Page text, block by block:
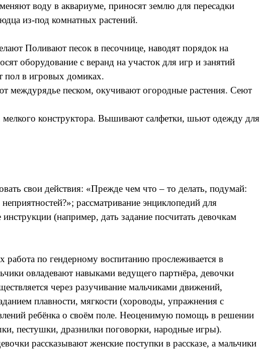
воду в аквариуме, приносят землю для пересадки
из-под комнатных растений.
Поливают песок в песочнице, наводят порядок на
оборудование с веранд на участок для игр и занятий
пол в игровых домиках.
междурядье песком, окучивают огородные растения. Сеют
мелкого конструктора. Вышивают салфетки, шьют одежду для
свои действия: «Прежде чем что – то делать, подумай:
рассматривание энциклопедий для
(например, дать задание посчитать девочкам
по гендерному воспитанию прослеживается в
овладевают навыками ведущего партнёра, девочки
через разучивание мальчиками движений,
плавности, мягкости (хороводы, упражнения с
ребёнка о своём поле. Неоценимую помощь в решении
пестушки, дразнилки поговорки, народные игры).
рассказывают женские поступки в рассказе, а мальчики